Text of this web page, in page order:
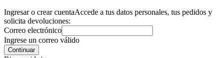
Ingresar o crear cuentaAccede a tus datos personales, tus pedidos y
solicita devoluciones:
Correo electrónico
Ingrese un correo válido
Continuar